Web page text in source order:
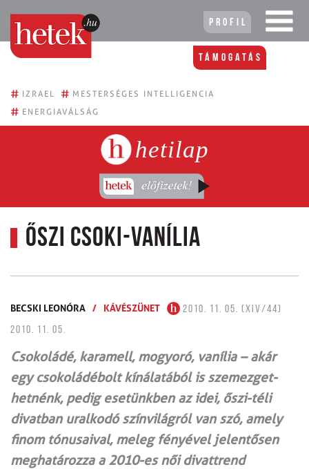
Profil
Támogatás
# IZRAEL # MESTERSÉGES INTELLIGENCIA
# ENERGIAVÁLSÁG
hetilap
Őszi csoki-vanília
BECSKI LEONÓRA / KÁVÉSZÜNET
2010. 11. 05. (XIV/44)
2010. 11. 05.
Csokoládé, karamell, mogyoró, vanília – akár
egy csokoládébolt kínálatából is szemezget­
hetnénk, pedig esetünkben az idei, őszi-téli
divatban uralkodó színvilágról van szó, amely
finom tónusaival, meleg fényével jelentősen
meghatározza a 2010-es női divattrend